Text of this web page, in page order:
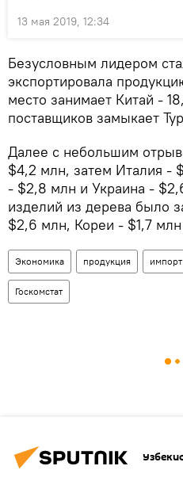
13 мая 2019, 12:34
Безусловным лидером
экспортировала
место занимает Китай -
поставщиков замыкает
Далее с небольшим
$4,2 млн, затем Италия -
- $2,8 млн и Украина -
изделий из дерева было
$2,6 млн, Кореи - $1,7
Экономика продукция импорт
Госкомстат